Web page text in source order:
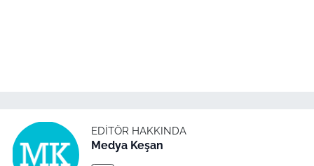
EDITÖR HAKKINDA
Medya Keşan